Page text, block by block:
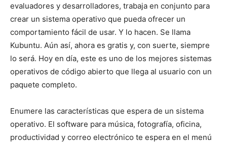
evaluadores y desarrolladores, trabaja en conjunto para
crear un sistema operativo que pueda ofrecer un
comportamiento fácil de usar. Y lo hacen. Se llama
Kubuntu. Aún así, ahora es gratis y, con suerte, siempre
lo será. Hoy en día, este es uno de los mejores sistemas
operativos de código abierto que llega al usuario con un
paquete completo.
Enumere las características que espera de un sistema
operativo. El software para música, fotografía, oficina,
productividad y correo electrónico te espera en el menú